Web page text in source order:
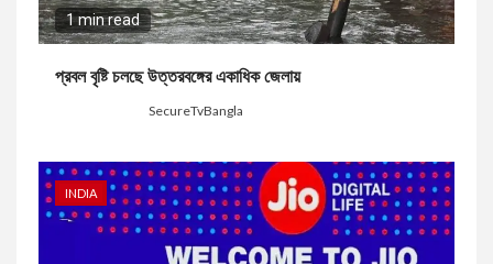
1 min read
প্রবল বৃষ্টি চলছে উত্তরবঙ্গের একাধিক জেলায়
SecureTvBangla
INDIA